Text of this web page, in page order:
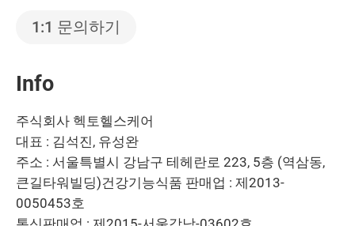
1:1 문의하기
Info
주식회사 헥토헬스케어
대표 : 김석진, 유성완
주소 : 서울특별시 강남구 테헤란로 223, 5층 (역삼동,
큰길타워빌딩)건강기능식품 판매업 : 제2013-
0050453호